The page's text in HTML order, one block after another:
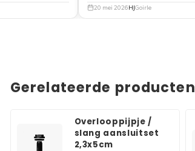
20 mei 2026HJGoirle
Gerelateerde producten
Overlooppijpje /
slang aansluitset
2,3x5cm